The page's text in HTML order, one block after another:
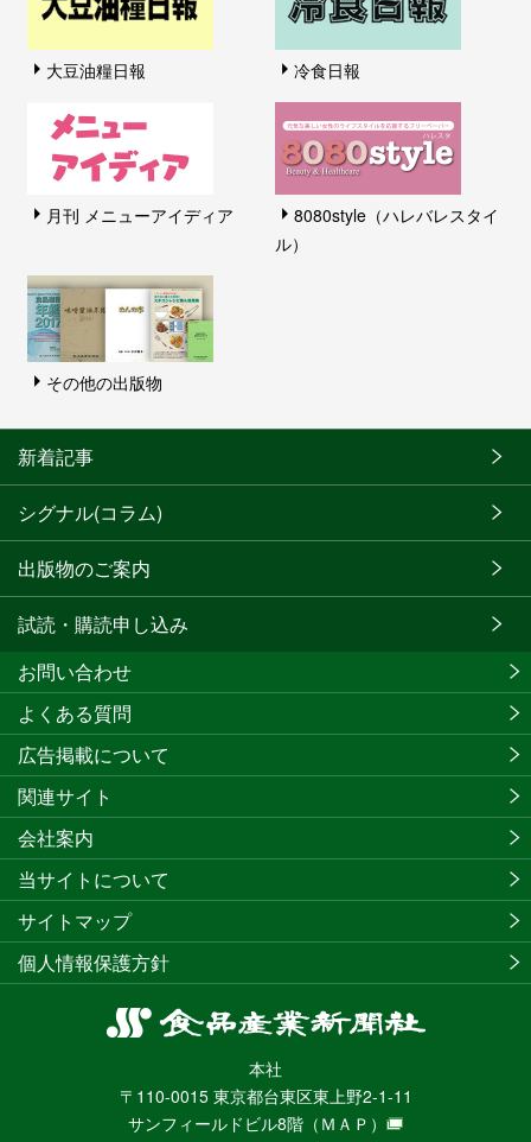
大豆油糧日報 冷食日報
月刊 メニューアイディア
8080style（ハレバレスタイ
ル）
その他の出版物
新着記事
シグナル(コラム)
出版物のご案内
試読・購読申し込み
食
産
業
新
本社
〒110-0015 東京都台東区東上野2-1-11
サンフィールドビル8階 （ＭＡＰ）
お問い合わせ
よくある質問
広告掲載について
関連サイト
会社案内
当サイトについて
サイトマップ
個人情報保護方針